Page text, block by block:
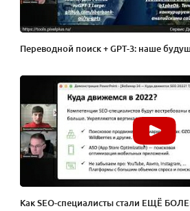
Переводной поиск + GPT-3: наше
Как SEO-специалисты стали ЕЩЁ